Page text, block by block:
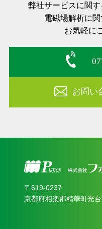
弊社サービスに関す
電磁場解析に関
お気軽に
お問い
〒619‐0237
京都府相楽郡精華町光